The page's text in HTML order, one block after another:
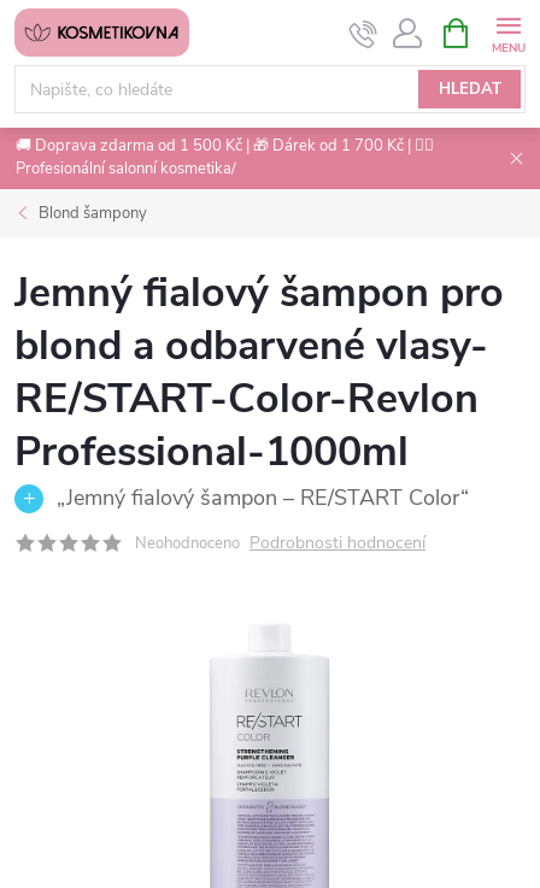
Přejít
obsah
HLEDAT
NÁKUPNÍ
KOŠÍK
🚚 Doprava zdarma od 1 500 Kč | 🎁 Dárek od 1 700 Kč | 💇‍♀️
Profesionální salonní kosmetika/
Blond šampony
Jemný fialový šampon pro
blond a odbarvené vlasy-
RE/START-Color-Revlon
Professional-1000ml
„Jemný fialový šampon – RE/START Color“
Neohodnoceno Podrobnosti hodnocení